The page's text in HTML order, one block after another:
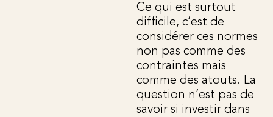
Ce qui est surtout
difficile, c’est de
considérer ces normes
non pas comme des
contraintes mais
comme des atouts. La
question n’est pas de
savoir si investir dans